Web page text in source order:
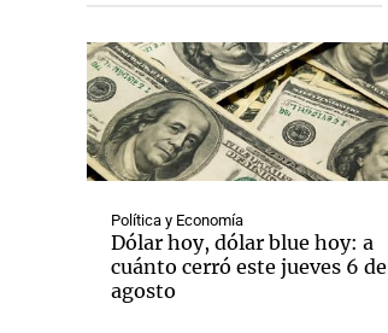
Política y Economía
Dólar hoy, dólar blue hoy: a
cuánto cerró este jueves 6 de
agosto